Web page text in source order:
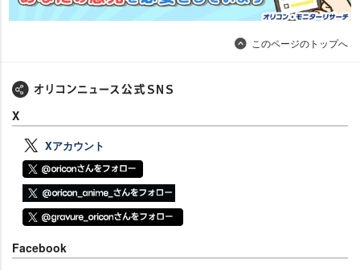
このページのトップへ
X
Xアカウント
Facebook